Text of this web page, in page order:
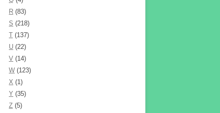
R (83)
S (218)
T (137)
U (22)
V (14)
W (123)
X (1)
Y (35)
Z (5)